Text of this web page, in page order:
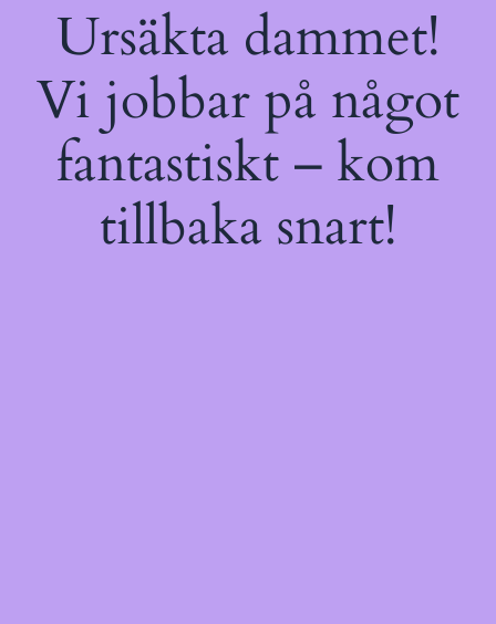
Ursäkta dammet!
Vi jobbar på något
fantastiskt – kom
tillbaka snart!